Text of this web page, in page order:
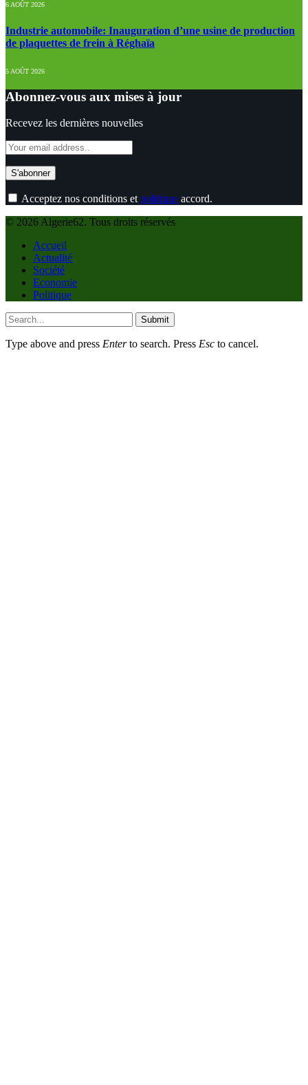
6 AOÛT 2026
Industrie automobile: Inauguration d’une usine de production
de plaquettes de frein à Réghaïa
5 AOÛT 2026
Abonnez-vous aux mises à jour
Recevez les dernières nouvelles
Acceptez nos conditions et politique accord.
© 2026 Algerie62. Tous droits réservés
Accueil
Actualité
Société
Economie
Politique
Submit
Type above and press Enterto search. Press Esc to cancel.